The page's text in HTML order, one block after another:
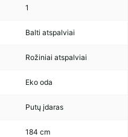
1
Balti atspalviai
Rožiniai atspalviai
Eko oda
Putų įdaras
184 cm